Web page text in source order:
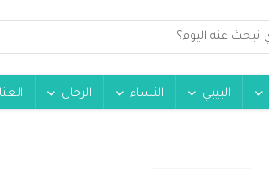
البيبي النساء الرجال